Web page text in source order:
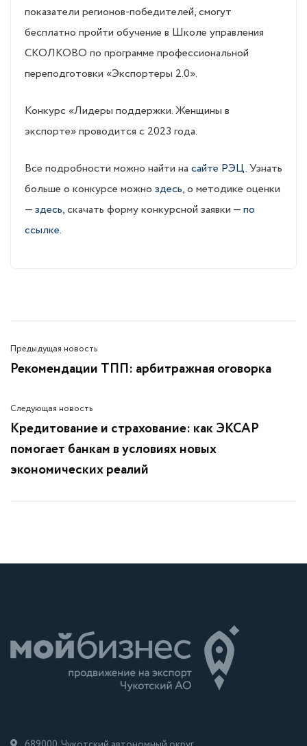
показатели регионов-победителей, смогут
бесплатно пройти обучение в Школе управления
СКОЛКОВО по программе профессиональной
переподготовки «Экспортеры 2.0».
Конкурс «Лидеры поддержки. Женщины в
экспорте» проводится с 2023 года.
Все подробности можно найти на сайте РЭЦ. Узнать
больше о конкурсе можно здесь, о методике оценки
—здесь,скачать форму конкурсной заявки —по
ссылке.
Предыдущая новость
Рекомендации ТПП: арбитражная оговорка
Следующая новость
Кредитование и страхование: как ЭКСАР
помогает банкам в условиях новых
экономических реалий